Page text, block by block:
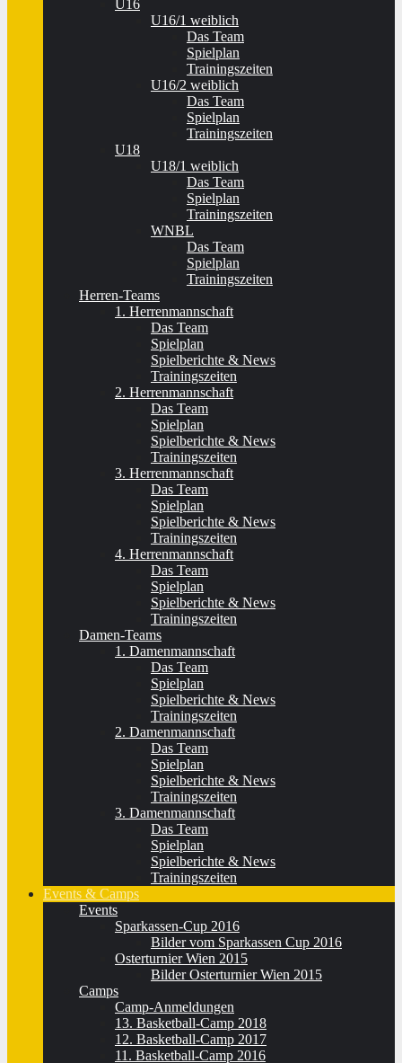
U16
U16/1 weiblich
Das Team
Spielplan
Trainingszeiten
U16/2 weiblich
Das Team
Spielplan
Trainingszeiten
U18
U18/1 weiblich
Das Team
Spielplan
Trainingszeiten
WNBL
Das Team
Spielplan
Trainingszeiten
Herren-Teams
1. Herrenmannschaft
Das Team
Spielplan
Spielberichte & News
Trainingszeiten
2. Herrenmannschaft
Das Team
Spielplan
Spielberichte & News
Trainingszeiten
3. Herrenmannschaft
Das Team
Spielplan
Spielberichte & News
Trainingszeiten
4. Herrenmannschaft
Das Team
Spielplan
Spielberichte & News
Trainingszeiten
Damen-Teams
1. Damenmannschaft
Das Team
Spielplan
Spielberichte & News
Trainingszeiten
2. Damenmannschaft
Das Team
Spielplan
Spielberichte & News
Trainingszeiten
3. Damenmannschaft
Das Team
Spielplan
Spielberichte & News
Trainingszeiten
Events & Camps
Events
Sparkassen-Cup 2016
Bilder vom Sparkassen Cup 2016
Osterturnier Wien 2015
Bilder Osterturnier Wien 2015
Camps
Camp-Anmeldungen
13. Basketball-Camp 2018
12. Basketball-Camp 2017
11. Basketball-Camp 2016